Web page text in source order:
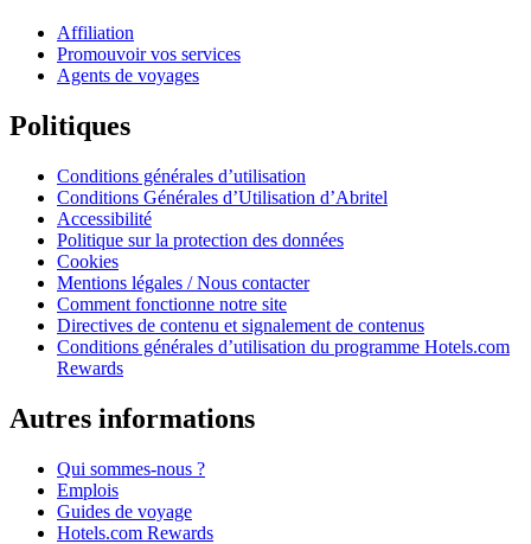
Affiliation
Promouvoir vos services
Agents de voyages
Politiques
Conditions générales d’utilisation
Conditions Générales d’Utilisation d’Abritel
Accessibilité
Politique sur la protection des données
Cookies
Mentions légales / Nous contacter
Comment fonctionne notre site
Directives de contenu et signalement de contenus
Conditions générales d’utilisation du programme Hotels.com
Rewards
Autres informations
Qui sommes-nous ?
Emplois
Guides de voyage
Hotels.com Rewards